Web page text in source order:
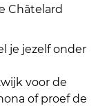
Châtelard
je jezelf onder
voor de
of proef de